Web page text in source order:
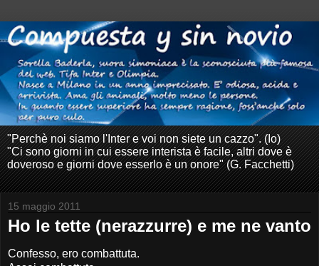
"Perchè noi siamo l'Inter e voi non siete un cazzo". (Io)
"Ci sono giorni in cui essere interista è facile, altri dove è
doveroso e giorni dove esserlo è un onore" (G. Facchetti)
15 maggio 2011
Ho le tette (nerazzurre) e me ne vanto
Confesso, ero combattuta.